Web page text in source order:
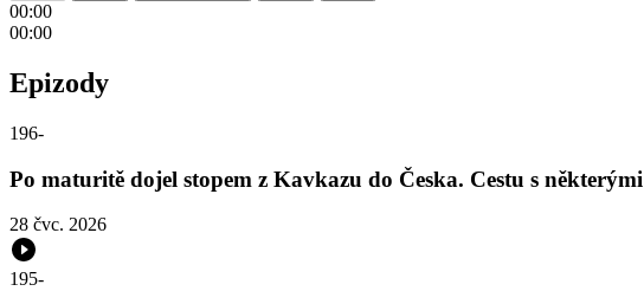
00:00
00:00
Epizody
196-
Po maturitě dojel stopem z Kavkazu do Česka. Cestu s
28 čvc. 2026
195-